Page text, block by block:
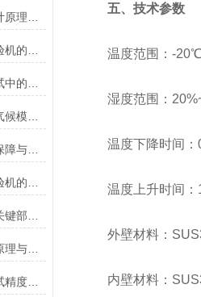
模拟高空低压试验机是重要的气候模拟设备
电池挤压针刺试验机的安全性保障与风险控制介绍
探索电池热冲击试验机的工作原理与应用
提升电池防爆高低温试验机测试精度的技巧
五、技术参数
温度范围：-
湿度范围：
温度下降时间：
温度上升时间：
外壁材料：
内壁材料：